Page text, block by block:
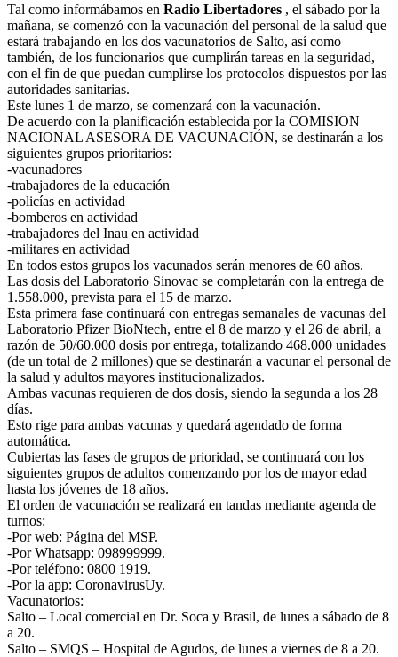
Tal como informábamos en Radio Libertadores , el sábado por la
mañana, se comenzó con la vacunación del personal de la salud que
estará trabajando en los dos vacunatorios de Salto, así como
también, de los funcionarios que cumplirán tareas en la seguridad,
con el fin de que puedan cumplirse los protocolos dispuestos por las
autoridades sanitarias.
Este lunes 1 de marzo, se comenzará con la vacunación.
De acuerdo con la planificación establecida por la COMISION
NACIONAL ASESORA DE VACUNACIÓN, se destinarán a los
siguientes grupos prioritarios:
-vacunadores
-trabajadores de la educación
-policías en actividad
-bomberos en actividad
-trabajadores del Inau en actividad
-militares en actividad
En todos estos grupos los vacunados serán menores de 60 años.
Las dosis del Laboratorio Sinovac se completarán con la entrega de
1.558.000, prevista para el 15 de marzo.
Esta primera fase continuará con entregas semanales de vacunas del
Laboratorio Pfizer BioNtech, entre el 8 de marzo y el 26 de abril, a
razón de 50/60.000 dosis por entrega, totalizando 468.000 unidades
(de un total de 2 millones) que se destinarán a vacunar el personal de
la salud y adultos mayores institucionalizados.
Ambas vacunas requieren de dos dosis, siendo la segunda a los 28
días.
Esto rige para ambas vacunas y quedará agendado de forma
automática.
Cubiertas las fases de grupos de prioridad, se continuará con los
siguientes grupos de adultos comenzando por los de mayor edad
hasta los jóvenes de 18 años.
El orden de vacunación se realizará en tandas mediante agenda de
turnos:
-Por web: Página del MSP.
-Por Whatsapp: 098999999.
-Por teléfono: 0800 1919.
-Por la app: CoronavirusUy.
Vacunatorios:
Salto – Local comercial en Dr. Soca y Brasil, de lunes a sábado de 8
a 20.
Salto – SMQS – Hospital de Agudos, de lunes a viernes de 8 a 20.